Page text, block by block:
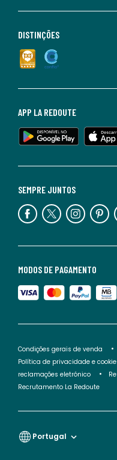
MODOS DE PAGAMENTO
SEMPRE JUNTOS
APP LA REDOUTE
DISTINÇÕES
Condições gerais de venda
Política de privacidade e
reclamações eletrónico
Recrutamento La Redoute
Portugal